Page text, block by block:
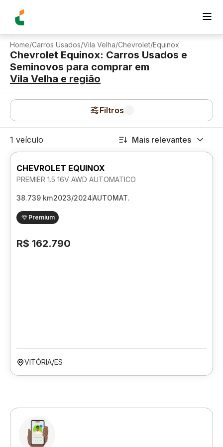
Home/Carros Usados/Vila Velha/Chevrolet/Equinox
Chevrolet Equinox: Carros Usados e
Seminovos para comprar em
Vila Velha e região
Filtros
1 veículo Mais relevantes
CHEVROLET EQUINOX
PREMIER 1.5 16V AWD AUTOMATICO
38.739 km2023/2024AUTOMAT.
Premium
R$ 162.790
VITÓRIA/ES